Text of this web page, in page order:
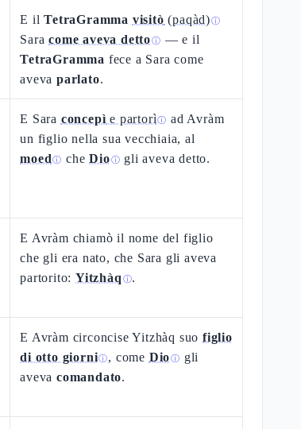
E ilTetraGramma visitò (paqàd)ⓘ
Saracome aveva dettoⓘ — e il
TetraGramma fece a Sara come
avevaparlato.
E Sara concepì e partorìⓘ ad Avràm
un figlio nella sua vecchiaia, al
moed ⓘ cheDioⓘ gli aveva detto.
E Avràm chiamò il nome del figlio
che gli era nato, che Sara gli aveva
partorito:Yitzhàq ⓘ.
E Avràm circoncise Yitzhàq suofiglio
di otto giorniⓘ, come Dioⓘ gli
avevacomandato.